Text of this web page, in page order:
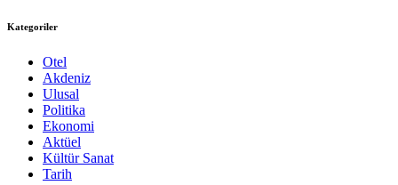
Kategoriler
Otel
Akdeniz
Ulusal
Politika
Ekonomi
Aktüel
Kültür Sanat
Tarih